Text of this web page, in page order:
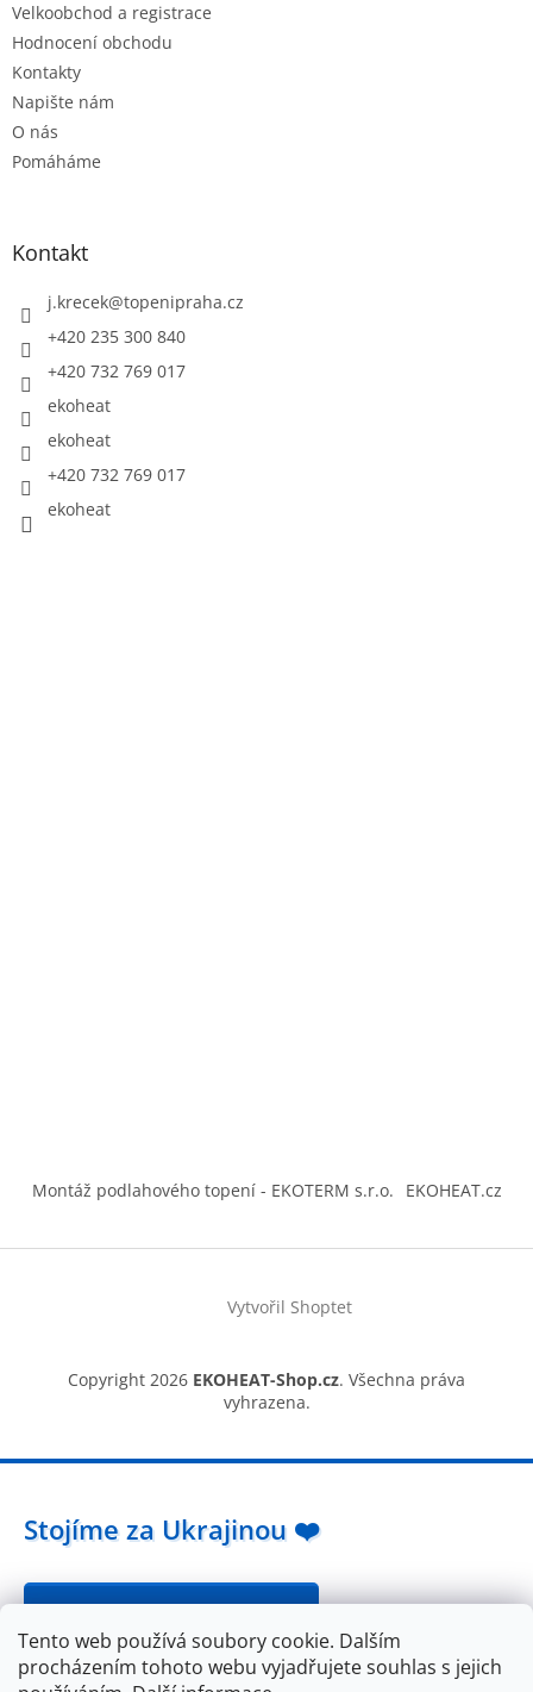
Tento web používá soubory cookie. Dalším
procházením tohoto webu vyjadřujete souhlas s jejich
Velkoobchod a registrace
Hodnocení obchodu
Kontakty
Napište nám
O nás
Pomáháme
Kontakt
j.krecek@topenipraha.cz
+420 235 300 840
+420 732 769 017
ekoheat
ekoheat
+420 732 769 017
ekoheat
Montáž podlahového topení - EKOTERM s.r.o. EKOHEAT.cz
Vytvořil Shoptet
Copyright 2026 EKOHEAT-Shop.cz. Všechna práva
vyhrazena.
Stojíme za Ukrajinou ❤️